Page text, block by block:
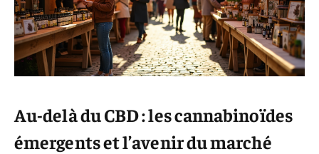
Au-delà du CBD : les cannabinoïdes
émergents et l’avenir du marché